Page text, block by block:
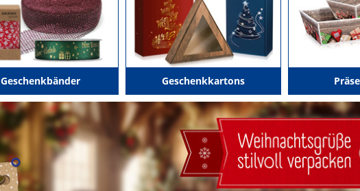
Geschenkbänder Geschenkkartons